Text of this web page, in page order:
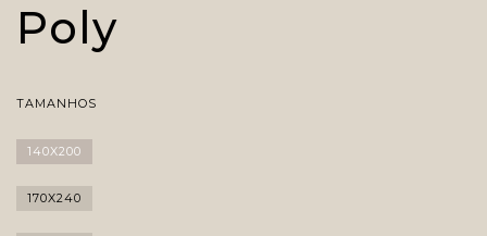
Poly
TAMANHOS
140X200
170X240